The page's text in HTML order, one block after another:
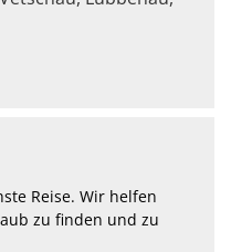
Reise. Wir helfen
zu finden und zu